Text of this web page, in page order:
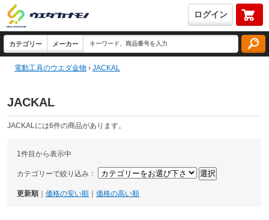
ログイン
電動工具のウエダ金物 › JACKAL
JACKAL
JACKALには6件の商品があります。
1件目から表示中
カテゴリーで絞り込み：
更新順 価格の安い順 価格の高い順